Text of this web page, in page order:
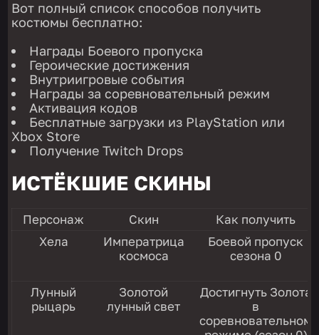
Вот полный список способов получить
костюмы бесплатно:
Награды Боевого пропуска
Героические достижения
Внутриигровые события
Награды за соревновательный режим
Активация кодов
Бесплатные загрузки из PlayStation или
Xbox Store
Получение Twitch Drops
ИСТЁКШИЕ СКИНЫ
Персонаж Скин
Как получить
Хела
Императрица
космоса
Боевой пропуск
сезона 0
Лунный
рыцарь
Золотой
лунный свет
Достигнуть Золота
в
соревновательном